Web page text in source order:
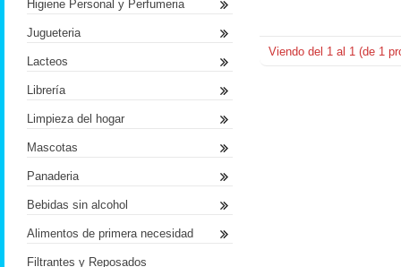
Viendo del 1 al 1 (de 1
Higiene Personal y Perfumeria
Jugueteria
Lacteos
Librería
Limpieza del hogar
Mascotas
Panaderia
Bebidas sin alcohol
Alimentos de primera necesidad
Filtrantes y Reposados